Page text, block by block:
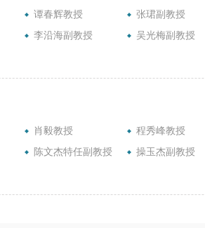
谭春辉教授 张珺副教授
李沿海副教授 吴光梅副教授
肖毅教授 程秀峰教授
陈文杰特任副教授 操玉杰副教授